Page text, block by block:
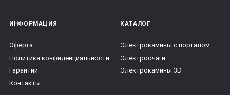
ИНФОРМАЦИЯ
Оферта
Политика конфиденциальности
Гарантии
Контакты
КАТАЛОГ
Электрокамины с порталом
Электроочаги
Электрокамины 3D